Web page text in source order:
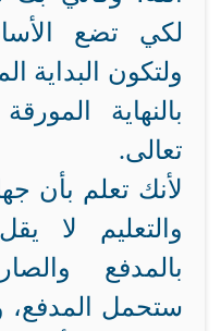
لكي تضع
ولتكون البداية
بالنهاية
تعالى.
لأنك تعلم بأن
والتعليم لا
بالمدفع
ستحمل المدفع،